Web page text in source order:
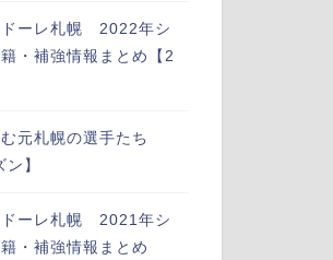
ドーレ札幌 2022年シ
・補強情報まとめ【2
元札幌の選手たち
】
ドーレ札幌 2021年シ
・補強情報まとめ